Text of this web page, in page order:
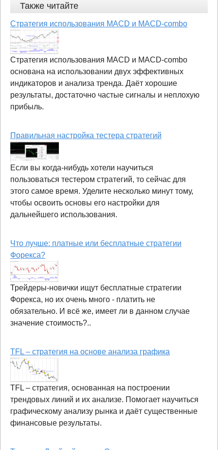
Также читайте
Стратегия использования MACD и MACD-combo
Стратегия использования MACD и MACD-combo
основана на использовании двух эффективных
индикаторов и анализа тренда. Даёт хорошие
результаты, достаточно частые сигналы и неплохую
прибыль.
Правильная настройка тестера стратегий
Если вы когда-нибудь хотели научиться
пользоваться тестером стратегий, то сейчас для
этого самое время. Уделите несколько минут тому,
чтобы освоить основы его настройки для
дальнейшего использования.
Что лучше: платные или бесплатные стратегии
Форекса?
Трейдеры-новички ищут бесплатные стратегии
Форекса, но их очень много - платить не
обязательно. И всё же, имеет ли в данном случае
значение стоимость?..
TFL – стратегия на основе анализа графика
TFL – стратегия, основанная на построении
трендовых линий и их анализе. Помогает научиться
графическому анализу рынка и даёт существенные
финансовые результаты.